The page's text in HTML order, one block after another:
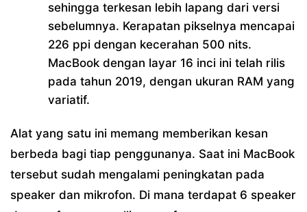
sehingga terkesan lebih lapang dari versi
sebelumnya. Kerapatan pikselnya mencapai
226 ppi dengan kecerahan 500 nits.
MacBook dengan layar 16 inci ini telah rilis
pada tahun 2019, dengan ukuran RAM yang
variatif.
Alat yang satu ini memang memberikan kesan
berbeda bagi tiap penggunanya. Saat ini MacBook
tersebut sudah mengalami peningkatan pada
speaker dan mikrofon. Di mana terdapat 6 speaker